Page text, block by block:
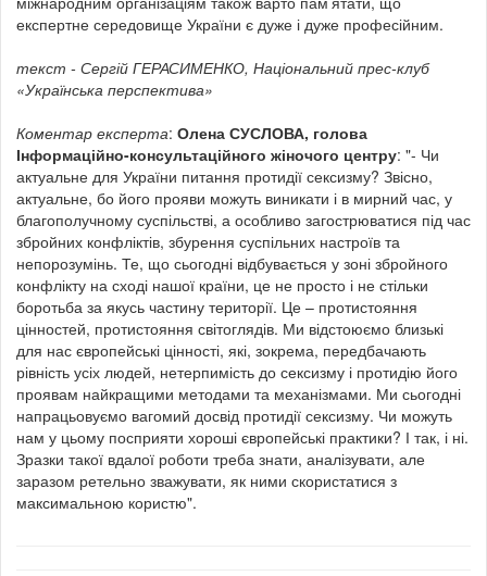
експертне середовище України є дуже і дуже професійним.
текст - Сергій ГЕРАСИМЕНКО, Національний прес-клуб
«Українська перспектива»
Коментар експерта: Олена СУСЛОВА, голова
Інформаційно-консультаційного жіночого центру: "- Чи
актуальне для України питання протидії сексизму? Звісно,
актуальне, бо його прояви можуть виникати і в мирний час, у
благополучному суспільстві, а особливо загострюватися під час
збройних конфліктів, збурення суспільних настроїв та
непорозумінь. Те, що сьогодні відбувається у зоні збройного
конфлікту на сході нашої країни, це не просто і не стільки
боротьба за якусь частину території. Це – протистояння
цінностей, протистояння світоглядів. Ми відстоюємо близькі
для нас європейські цінності, які, зокрема, передбачають
рівність усіх людей, нетерпимість до сексизму і протидію його
проявам найкращими методами та механізмами. Ми сьогодні
напрацьовуємо вагомий досвід протидії сексизму. Чи можуть
нам у цьому посприяти хороші європейські практики? І так, і ні.
Зразки такої вдалої роботи треба знати, аналізувати, але
заразом ретельно зважувати, як ними скористатися з
максимальною користю".